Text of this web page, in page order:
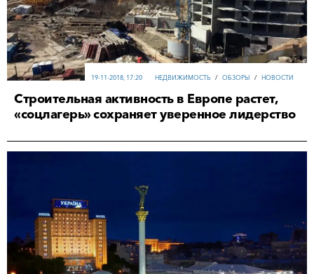
НЕДВИЖИМОСТЬ / ОБЗОРЫ / НОВОСТИ
19-11-2018, 17:20
Строительная активность в Европе растет,
«соцлагерь» сохраняет уверенное лидерство